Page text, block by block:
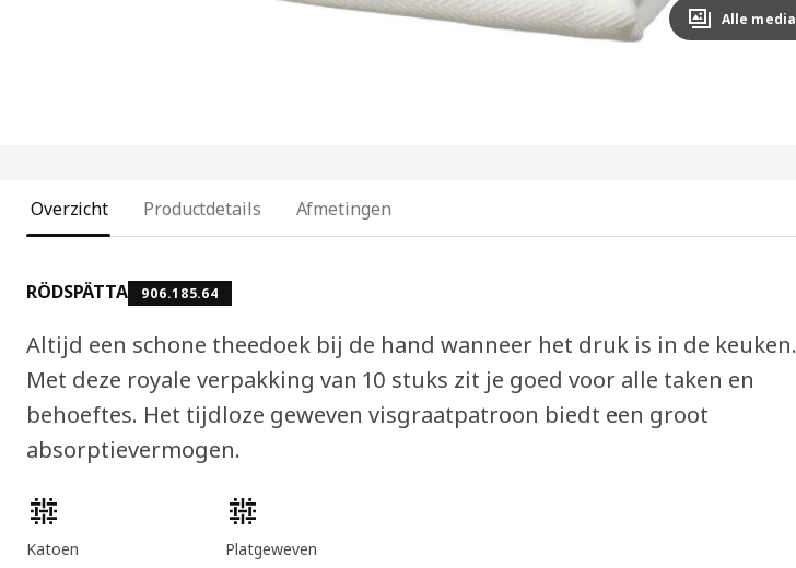
Alle media
Overzicht Productdetails Afmetingen
RÖDSPÄTTA 906.185.64
Altijd een schone theedoek bij de hand wanneer het druk is in de keuken.
Met deze royale verpakking van 10 stuks zit je goed voor alle taken en
behoeftes. Het tijdloze geweven visgraatpatroon biedt een groot
absorptievermogen.
Producteigenschappen
Katoen Platgeweven